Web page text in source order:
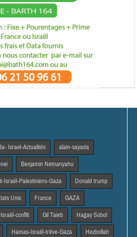
Israel-Actualités alain-sayada
Benjamin Netnanyahu
Israël-Palestiniens-Gaza Donald trump
Unis France GAZA
conflit Gil Taieb Hagay Sobol
Hamas-Israël-trêve-Gaza Hezbollah